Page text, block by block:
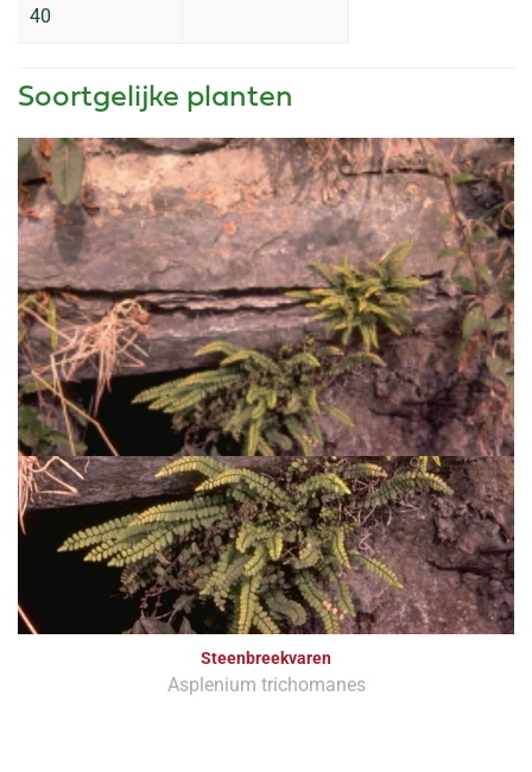
40
Soortgelijke planten
Steenbreekvaren
Asplenium trichomanes